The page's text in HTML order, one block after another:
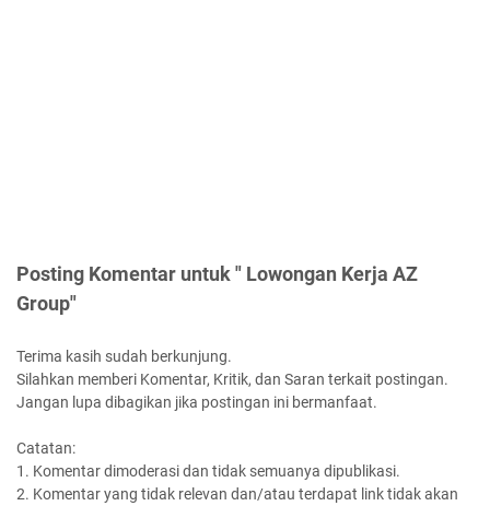
Posting Komentar untuk " Lowongan Kerja AZ
Group"
Terima kasih sudah berkunjung.
Silahkan memberi Komentar, Kritik, dan Saran terkait postingan.
Jangan lupa dibagikan jika postingan ini bermanfaat.
Catatan:
1. Komentar dimoderasi dan tidak semuanya dipublikasi.
2. Komentar yang tidak relevan dan/atau terdapat link tidak akan